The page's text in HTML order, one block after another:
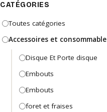
CATÉGORIES
Toutes catégories
Accessoires et consommable
Disque Et Porte disque
Embouts
Embouts
foret et fraises